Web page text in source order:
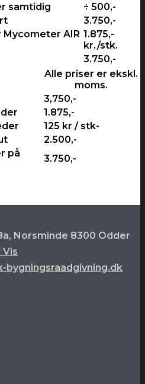
samtidig
÷ 500,-
3.750,-
AIR 1.875,-
kr./stk.
3.750,-
Alle priser er ekskl.
moms.
3,750,-
1.875,-
125 kr / stk-
2.500,-
på
3.750,-
Norsminde 8300 Odder
Vis
bygningsraadgivning.dk